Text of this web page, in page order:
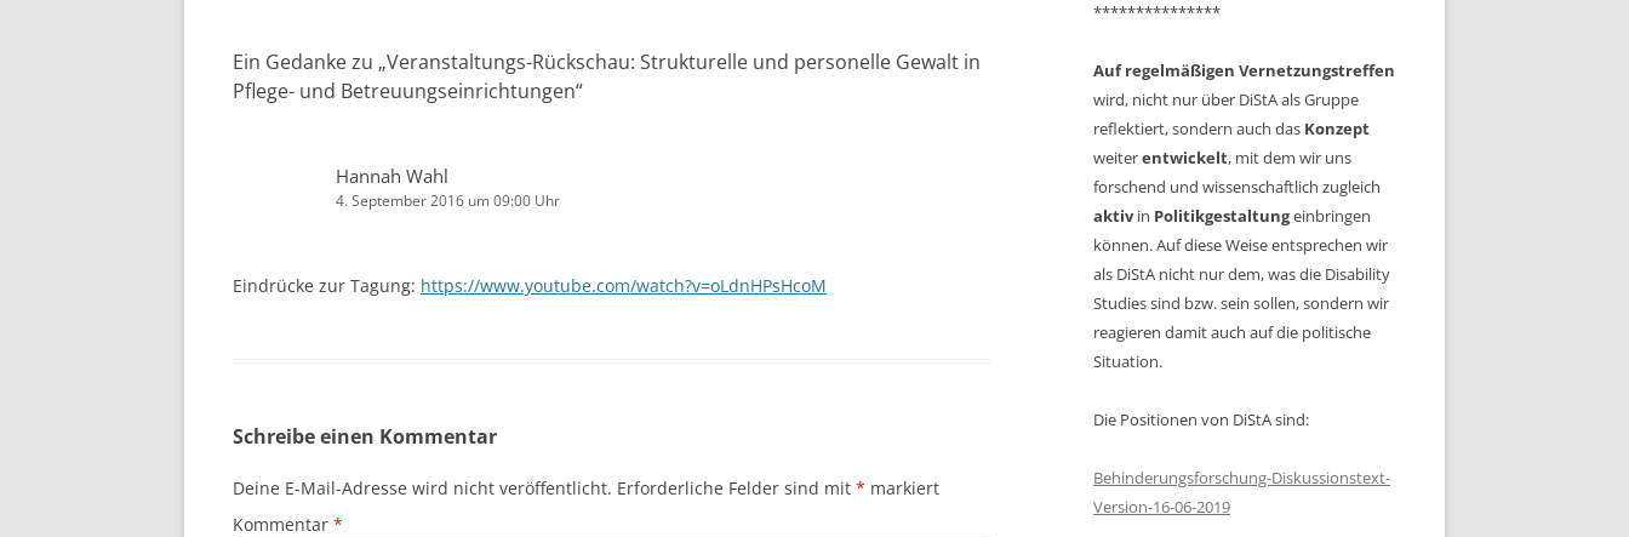
BEHINDERTENVERTRAUENSPERSONEN
ZU INKLUSION IM KONTEXT VON
WISSENSCHAFT & UNIVERSITÄT
KOPP-SIXT, SILVIA MARIA:
AKTEURSNETZWERKE ALS
REFLEXIONSINSTRUMENT
LIST, VALERIE SOPHIE: ABLEISM
SENSIBLE LEHRE AN
REPRODUKTIVE
GENETISCHE BERATUNG IN DER
Ein Gedanke zu „Veranstaltungs-Rückschau: Strukturelle und personelle Gewalt in
Pflege- und Betreuungseinrichtungen“
Hannah Wahl
4. September 2016 um 09:00 Uhr
Eindrücke zur Tagung: https://www.youtube.com/watch?v=oLdnHPsHcoM
Schreibe einen Kommentar
Deine E-Mail-Adresse wird nicht veröffentlicht. Erforderliche Felder sind mit * markiert
Kommentar *
***************
Auf regelmäßigen Vernetzungstreffen
wird, nicht nur über DiStA als Gruppe
reflektiert, sondern auch das Konzept
weiterentwickelt, mit dem wir uns
forschend und wissenschaftlich zugleich
aktivin Politikgestaltungeinbringen
können. Auf diese Weise entsprechen wir
als DiStA nicht nur dem, was die Disability
Studies sind bzw. sein sollen, sondern wir
reagieren damit auch auf die politische
Situation.
Die Positionen von DiStA sind:
Behinderungsforschung-Diskussionstext-
Version-16-06-2019